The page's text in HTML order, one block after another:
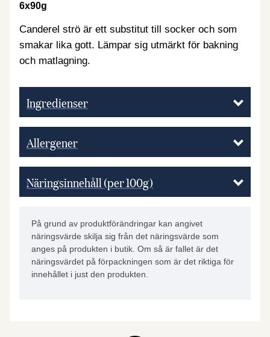
6x90g
Canderel strö är ett substitut till socker och som
smakar lika gott. Lämpar sig utmärkt för bakning
och matlagning.
Ingredienser
Allergener
Näringsinnehåll (per 100g)
På grund av produktförändringar kan angivet
näringsvärde skilja sig från det näringsvärde som
anges på produkten i butik. Om så är fallet är det
näringsvärdet på förpackningen som är det riktiga för
innehållet i just den produkten.